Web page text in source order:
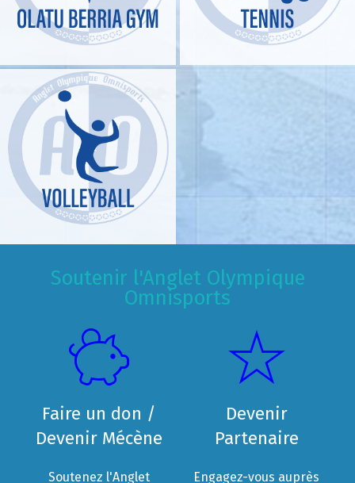
Soutenir l'Anglet Olympique
Omnisports
Faire un don /
Devenir Mécène
Soutenez l'Anglet
Devenir
Partenaire
Engagez-vous auprès